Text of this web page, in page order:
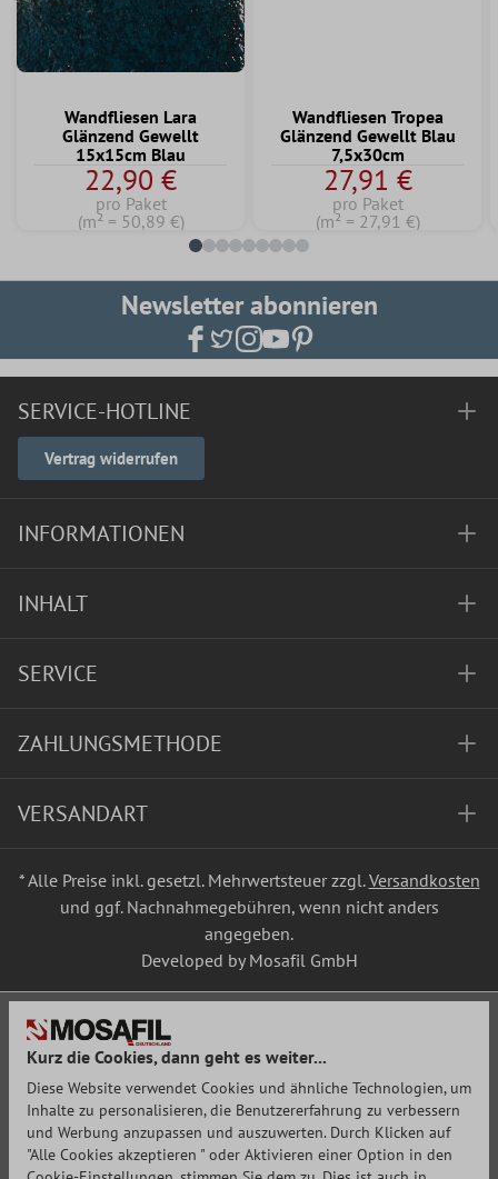
Wandfliesen Lara
Glänzend Gewellt
15x15cm Blau
22,90 €
pro Paket
(m² = 50,89 €)
Wandfliesen Tropea
Glänzend Gewellt Blau
7,5x30cm
27,91 €
pro Paket
(m² = 27,91 €)
Newsletter abonnieren
SERVICE-HOTLINE
Vertrag widerrufen
INFORMATIONEN
INHALT
SERVICE
ZAHLUNGSMETHODE
VERSANDART
* Alle Preise inkl. gesetzl. Mehrwertsteuer zzgl.Versandkosten
und ggf. Nachnahmegebühren, wenn nicht anders
angegeben.
Developed by Mosafil GmbH
Kurz die Cookies, dann geht es weiter...
Diese Website verwendet Cookies und ähnliche Technologien, um
Inhalte zu personalisieren, die Benutzererfahrung zu verbessern
und Werbung anzupassen und auszuwerten. Durch Klicken auf
"Alle Cookies akzeptieren " oder Aktivieren einer Option in den